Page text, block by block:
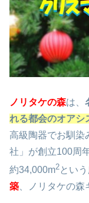
ノリタケの森は、
れる都会のオアシ
高級陶器でお馴染
社」が創立100周
約34,000m2 とい
築、ノリタケの森